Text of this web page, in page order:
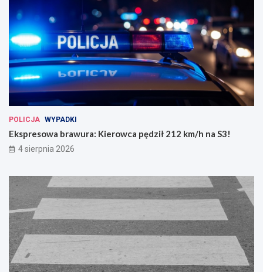
POLICJA WYPADKI
Ekspresowa brawura: Kierowca pędził 212 km/h na S3!
4 sierpnia 2026